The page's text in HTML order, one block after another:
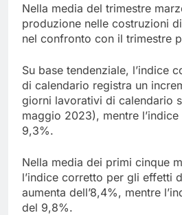
Nella media del trimestre
produzione nelle costruzioni
nel confronto con il trimestre
Su base tendenziale, l’indice
di calendario registra un
giorni lavorativi di calendario
maggio 2023), mentre
9,3%.
Nella media dei primi cinque
l’indice corretto per gli effetti
aumenta dell’8,4%, mentre
del 9,8%.